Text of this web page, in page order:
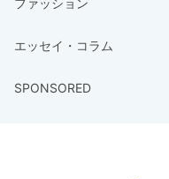
ファッション
エッセイ・コラム
SPONSORED